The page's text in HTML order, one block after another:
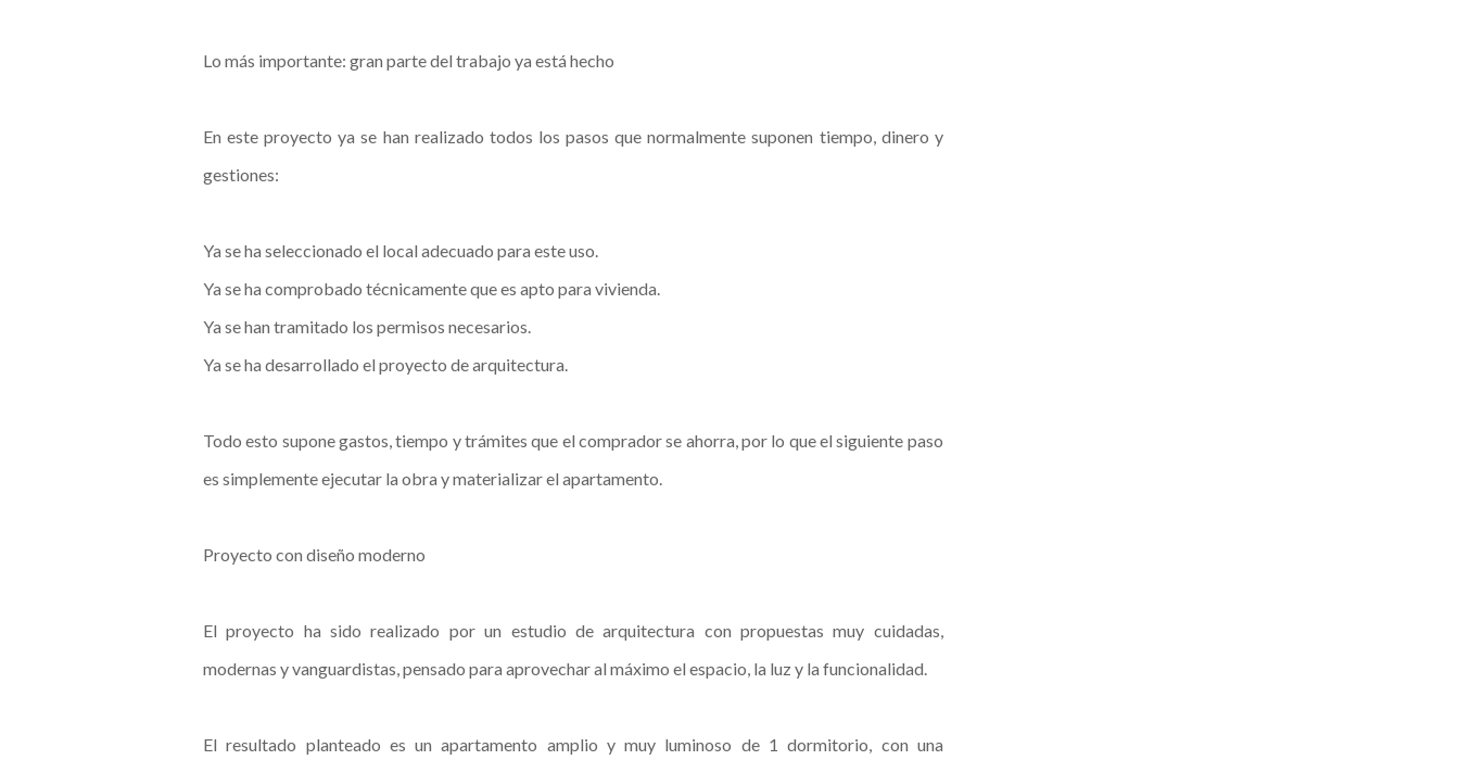
Lo más importante: gran parte del trabajo ya está hecho
En este proyecto ya se han realizado todos los pasos que normalmente suponen tiempo, dinero y
gestiones:
Ya se ha seleccionado el local adecuado para este uso.
Ya se ha comprobado técnicamente que es apto para vivienda.
Ya se han tramitado los permisos necesarios.
Ya se ha desarrollado el proyecto de arquitectura.
Todo esto supone gastos, tiempo y trámites que el comprador se ahorra, por lo que el siguiente paso
es simplemente ejecutar la obra y materializar el apartamento.
Proyecto con diseño moderno
El proyecto ha sido realizado por un estudio de arquitectura con propuestas muy cuidadas,
modernas y vanguardistas, pensado para aprovechar al máximo el espacio, la luz y la funcionalidad.
El resultado planteado es un apartamento amplio y muy luminoso de 1 dormitorio, con una